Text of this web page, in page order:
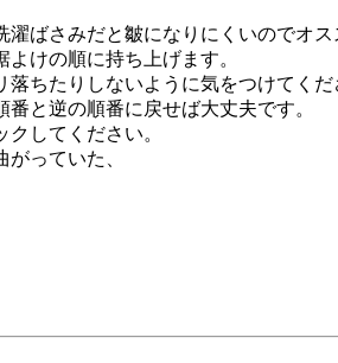
ばさみだと皺になりにくいのでオス
けの順に持ち上げます。
ちたりしないように気をつけてくだ
と逆の順番に戻せば大丈夫です。
してください。
っていた、